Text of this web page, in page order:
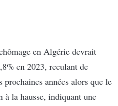
en Algérie devrait
en 2023, reculant de
années alors que le
la hausse, indiquant une